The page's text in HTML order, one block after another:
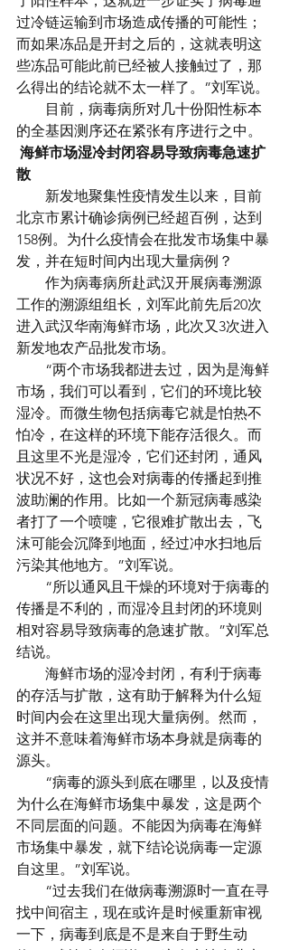
过冷链运输到市场造成传播的可能性；
而如果冻品是开封之后的，这就表明这
些冻品可能此前已经被人接触过了，那
么得出的结论就不太一样了。”刘军说。
目前，病毒病所对几十份阳性标本
的全基因测序还在紧张有序进行之中。
海鲜市场湿冷封闭容易导致病毒急速扩
散
新发地聚集性疫情发生以来，目前
北京市累计确诊病例已经超百例，达到
158例。为什么疫情会在批发市场集中暴
发，并在短时间内出现大量病例？
作为病毒病所赴武汉开展病毒溯源
工作的溯源组组长，刘军此前先后20次
进入武汉华南海鲜市场，此次又3次进入
新发地农产品批发市场。
“两个市场我都进去过，因为是海鲜
市场，我们可以看到，它们的环境比较
湿冷。而微生物包括病毒它就是怕热不
怕冷，在这样的环境下能存活很久。而
且这里不光是湿冷，它们还封闭，通风
状况不好，这也会对病毒的传播起到推
波助澜的作用。比如一个新冠病毒感染
者打了一个喷嚏，它很难扩散出去，飞
沫可能会沉降到地面，经过冲水扫地后
污染其他地方。”刘军说。
“所以通风且干燥的环境对于病毒的
传播是不利的，而湿冷且封闭的环境则
相对容易导致病毒的急速扩散。”刘军总
结说。
海鲜市场的湿冷封闭，有利于病毒
的存活与扩散，这有助于解释为什么短
时间内会在这里出现大量病例。然而，
这并不意味着海鲜市场本身就是病毒的
源头。
“病毒的源头到底在哪里，以及疫情
为什么在海鲜市场集中暴发，这是两个
不同层面的问题。不能因为病毒在海鲜
市场集中暴发，就下结论说病毒一定源
自这里。”刘军说。
“过去我们在做病毒溯源时一直在寻
找中间宿主，现在或许是时候重新审视
一下，病毒到底是不是来自于野生动